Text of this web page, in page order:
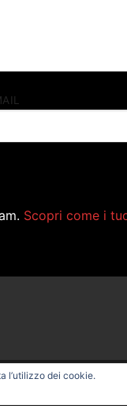
Scopri come i
by
l’utilizzo dei cookie.